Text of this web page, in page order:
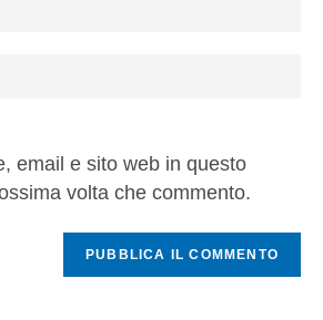
email e sito web in questo
volta che commento.